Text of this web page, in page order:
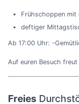
Frühschoppen mit
deftiger
Ab 17:00 Uhr: -
Auf euren Besuch
Freies